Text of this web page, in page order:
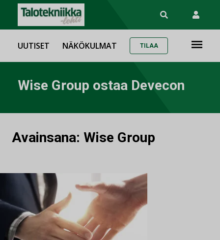
UUTISET NÄKÖKULMAT TILAA
Wise Group ostaa Devecon
Avainsana: Wise Group